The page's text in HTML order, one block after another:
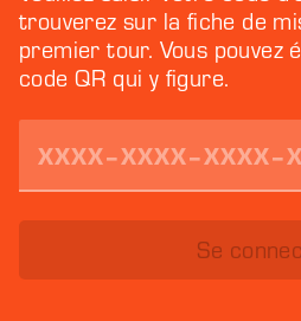
trouverez sur la fiche de
premier tour. Vous pouvez
code QR qui y figure.
Se